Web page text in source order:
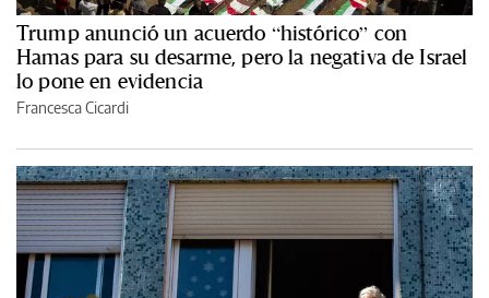
Trump anunció un acuerdo “histórico” con
Hamas para su desarme, pero la negativa de Israel
lo pone en evidencia
Francesca Cicardi